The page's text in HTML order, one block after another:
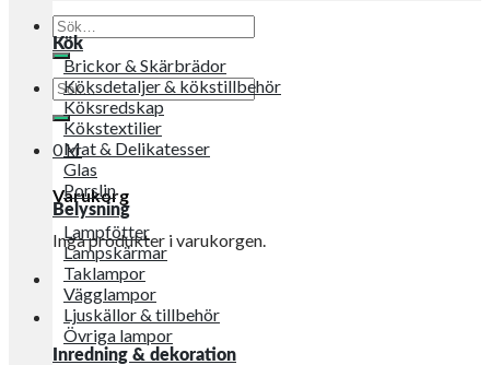
Sök
efter:
Sök
efter:
0kr
Varukorg
Inga produkter i varukorgen.
Kök
Brickor & Skärbrädor
Köksdetaljer & kökstillbehör
Köksredskap
Kökstextilier
Mat & Delikatesser
Glas
Porslin
Belysning
Lampfötter
Lampskärmar
Taklampor
Vägglampor
Ljuskällor & tillbehör
Övriga lampor
Inredning & dekoration